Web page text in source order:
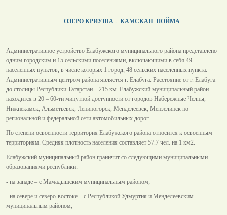
ОЗЕРО КРИУША - КАМСКАЯ ПОЙМА
Административное устройство Елабужского муниципального района представлено
одним городским и 15 сельскими поселениями, включающими в себя 49
населенных пунктов, в числе которых 1 город, 48 сельских населенных пункта.
Административным центром района является г. Елабуга. Расстояние от г. Елабуга
до столицы Республики Татарстан – 215 км. Елабужский муниципальный район
находится в 20 – 60-ти минутной доступности от городов Набережные Челны,
Нижнекамск, Альметьевск, Лениногорск, Менделеевск, Мензелинск по
региональной и федеральной сети автомобильных дорог.
По степени освоенности территория Елабужского района относится к освоенным
территориям. Средняя плотность населения составляет 57.7 чел. на 1 км2.
Елабужский муниципальный район граничит со следующими муниципальными
образованиями республики:
- на западе – с Мамадышским муниципальным районом;
- на севере и северо-востоке – с Республикой Удмуртия и Менделеевским
муниципальным районом;